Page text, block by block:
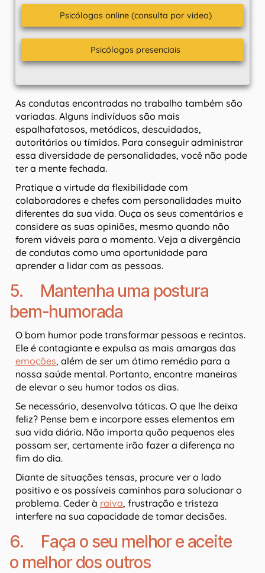
Psicólogos online (consulta por video)
Psicólogos presenciais
As condutas encontradas no trabalho também são
variadas. Alguns indivíduos são mais
espalhafatosos, metódicos, descuidados,
autoritários ou tímidos. Para conseguir administrar
essa diversidade de personalidades, você não pode
ter a mente fechada.
Pratique a virtude da flexibilidade com
colaboradores e chefes com personalidades muito
diferentes da sua vida. Ouça os seus comentários e
considere as suas opiniões, mesmo quando não
forem viáveis para o momento. Veja a divergência
de condutas como uma oportunidade para
aprender a lidar com as pessoas.
5. Mantenha uma postura
bem-humorada
O bom humor pode transformar pessoas e recintos.
Ele é contagiante e expulsa as mais amargas das
emoções, além de ser um ótimo remédio para a
nossa saúde mental. Portanto, encontre maneiras
de elevar o seu humor todos os dias.
Se necessário, desenvolva táticas. O que lhe deixa
feliz? Pense bem e incorpore esses elementos em
sua vida diária. Não importa quão pequenos eles
possam ser, certamente irão fazer a diferença no
fim do dia.
Diante de situações tensas, procure ver o lado
positivo e os possíveis caminhos para solucionar o
problema. Ceder à raiva, frustração e tristeza
interfere na sua capacidade de tomar decisões.
6. Faça o seu melhor e aceite
o melhor dos outros